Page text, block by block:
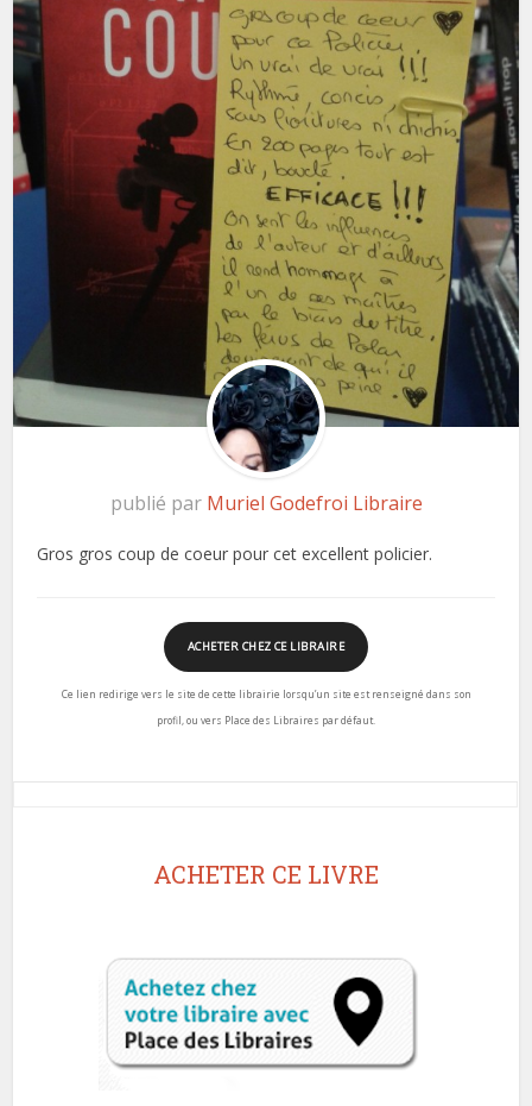
publié par Muriel Godefroi Libraire
Gros gros coup de coeur pour cet excellent policier.
ACHETER CHEZ CE LIBRAIRE
Ce lien redirige vers le site de cette librairie lorsqu’un site est renseigné dans son
profil, ou vers Place des Libraires par défaut.
ACHETER CE LIVRE